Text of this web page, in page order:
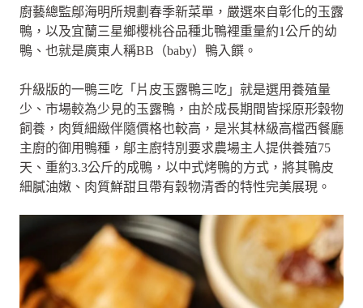
廚藝總監鄔海明所規劃春季新菜單，嚴選來自彰化的玉露
鴨，以及宜蘭三星鄉櫻桃谷品種北鴨裡重量約1公斤的幼
鴨、也就是廣東人稱BB（baby）鴨入饌。
升級版的一鴨三吃「片皮玉露鴨三吃」就是選用養殖量
少、市場較為少見的玉露鴨，由於成長期間皆採原形穀物
飼養，肉質細緻伴隨價格也較高，是米其林級高檔西餐廳
主廚的御用鴨種，鄔主廚特別要求農場主人提供養殖75
天、重約3.3公斤的成鴨，以中式烤鴨的方式，將其鴨皮
細膩油嫩、肉質鮮甜且帶有穀物清香的特性完美展現。